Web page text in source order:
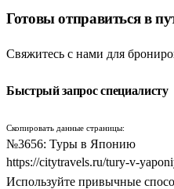
обзорных экскурсий туристы
площадь перед
Огромной популярностью
центрами и видами на
часто расширяются за счет
развлечений мирового уровня
Готовы отправиться в
Свяжитесь с нами для
Быстрый запрос специалисту
Скопировать данные страницы:
№3656: Туры в Японию
https://citytravels.ru/tury-v-
Используйте привычные